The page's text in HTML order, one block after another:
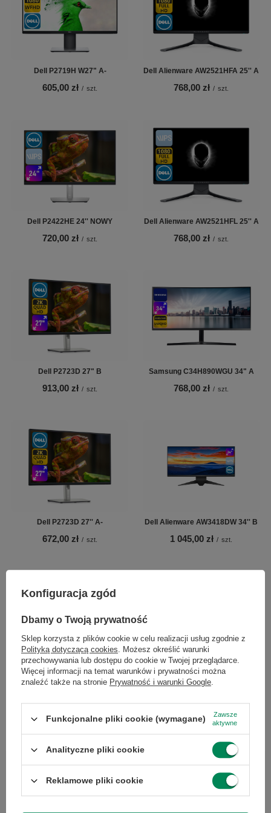
Dell P2719H W27" A-
605,00 zł / szt.
Dell Alienware AW2521HFA 25'' A
768,00 zł / szt.
Dell P2422HE 24'' NOWY
720,00 zł / szt.
Dell Alienware AW2521HFL 25'' A
768,00 zł / szt.
Dell P2723D 27" B
913,00 zł / szt.
Samsung C34H890WGU 34" A
768,00 zł / szt.
Dell P2723D 27'' A-
672,00 zł / szt.
Dell Alienware AW3418DW 34'' B
1 045,00 zł / szt.
Dell P2720DC 27'' A
663,00 zł / szt.
Philips 275B1 27" A
624,00 zł / szt.
Chcesz się w czymś upewnić lub
masz dodatkowe pytanie?
Dołącz do newslettera Green
Computers
Zgarnij jako pierwszy informacje o zniżkach i
rabatach w naszym sklepie!
...lub zadzwoń od razu, aby odebrać
przy zamówieniu telefonicznym
50 zł rabatu!
Rabat 50 zł przy zamówieniach powyżej 300 zł. Oferta
obejmuje zamówień hurtowych.
Konfiguracja zgód
Dbamy o Twoją prywatność
Sklep korzysta z plików cookie w celu realizacji usług zgodnie z
Polityką dotyczącą cookies. Możesz określić warunki
przechowywania lub dostępu do cookie w Twojej przeglądarce.
Więcej informacji na temat warunków i prywatności można
znaleźć także na stronie Prywatność i warunki Google.
Funkcjonalne pliki cookie (wymagane)
Zawsze
aktywne
Analityczne pliki cookie
Reklamowe pliki cookie